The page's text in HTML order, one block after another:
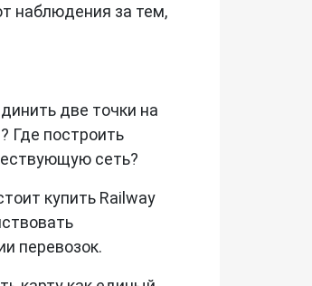
наблюдения за тем,
две точки на
Где построить
сеть?
купить Railway
перевозок.